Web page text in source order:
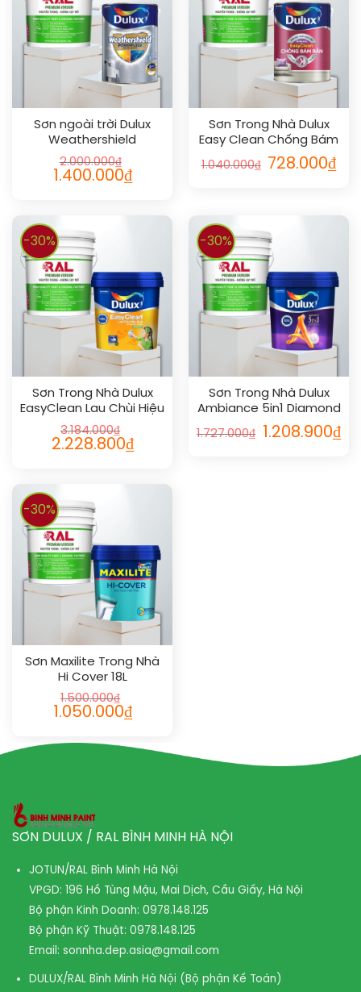
Sơn ngoài trời Dulux
Weathershield
Powerflexx siêu cao cấp
5L
2.000.000₫
1.400.000₫
Sơn Trong Nhà Dulux
Easy Clean Chống Bám
Bẩn Bóng 5L
1.040.000₫ 728.000₫
-30%
Sơn Trong Nhà Dulux
EasyClean Lau Chùi Hiệu
Quả Mờ 18L
3.184.000₫
2.228.800₫
-30%
Sơn Trong Nhà Dulux
Ambiance 5in1 Diamond
Glow Siêu Cao Cấp 5L
1.727.000₫ 1.208.900₫
-30%
Sơn Maxilite Trong Nhà
Hi Cover 18L
1.500.000₫
1.050.000₫
SƠN DULUX / RAL BÌNH MINH HÀ NỘI
JOTUN/RAL Bình Minh Hà Nội
VPGD: 196 Hồ Tùng Mậu, Mai Dịch, Cầu Giấy, Hà Nội
Bộ phận Kinh Doanh: 0978.148.125
Bộ phận Kỹ Thuật: 0978.148.125
Email: sonnha.dep.asia@gmail.com
DULUX/RAL Bình Minh Hà Nội (Bộ phận Kế Toán)